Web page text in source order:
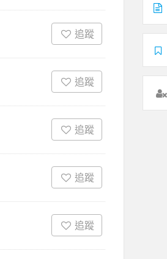
追蹤
追蹤
追蹤
追蹤
追蹤